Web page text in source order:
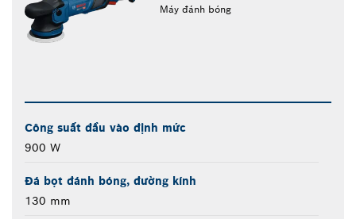
Máy đánh bóng
Công suất đầu vào định mức
900 W
Đá bọt đánh bóng, đường kính
130 mm